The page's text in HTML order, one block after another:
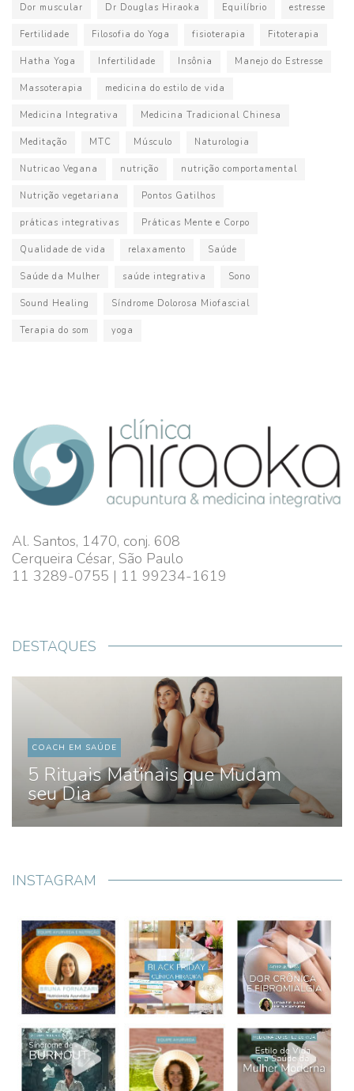
Dor muscular Dr Douglas Hiraoka Equilíbrio estresse
Fertilidade Filosofia do Yoga fisioterapia Fitoterapia
Hatha Yoga Infertilidade Insônia Manejo do Estresse
Massoterapia medicina do estilo de vida
Medicina Integrativa Medicina Tradicional Chinesa
Meditação MTC Músculo Naturologia
Nutricao Vegana nutrição nutrição comportamental
Nutrição vegetariana Pontos Gatilhos
práticas integrativas Práticas Mente e Corpo
Qualidade de vida relaxamento Saúde
Saúde da Mulher saúde integrativa Sono
Sound Healing Síndrome Dolorosa Miofascial
Terapia do som yoga
Al. Santos, 1470, conj. 608
Cerqueira César, São Paulo
11 3289-0755 | 11 99234-1619
DESTAQUES
COACH EM SAÚDE
5 Rituais Matinais que Mudam
seu Dia
INSTAGRAM